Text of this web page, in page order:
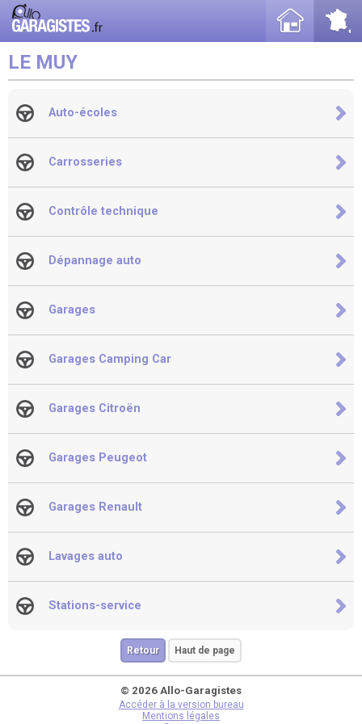
LE MUY
Auto-écoles
Carrosseries
Contrôle technique
Dépannage auto
Garages
Garages Camping Car
Garages Citroën
Garages Peugeot
Garages Renault
Lavages auto
Stations-service
Retour Haut de page
© 2026 Allo-Garagistes
Accéder à la version bureau
Mentions légales